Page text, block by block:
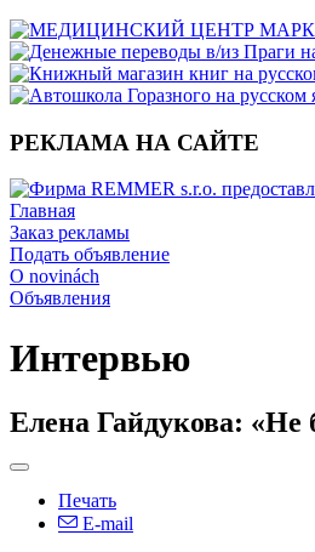
РЕКЛАМА НА САЙТЕ
Главная
Заказ рекламы
Подать объявление
O novinách
Объявления
Интервью
Елена Гайдукова: «Не
Печать
E-mail